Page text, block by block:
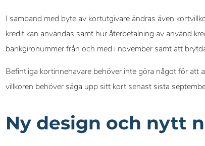
I samband med byte av kortutgivare ändras även
kredit kan användas samt hur återbetalning av använd
bankgironummer från och med i november samt att
Befintliga kortinnehavare behöver inte göra något för att
villkoren behöver säga upp sitt kort senast sista
Ny design och nytt